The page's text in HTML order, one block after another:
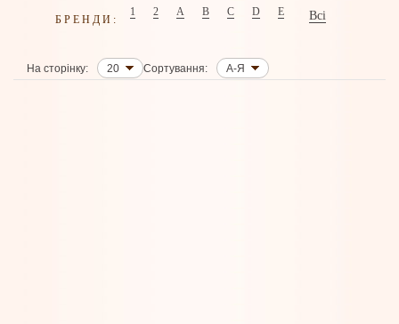
БРЕНДИ:
1 2 A B C D E Всі
На сторінку: 20 Сортування: А-Я